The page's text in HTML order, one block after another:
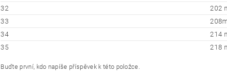
32
202
33
34
214
35
218
Buďte první, kdo napíše příspěvek k této položce.